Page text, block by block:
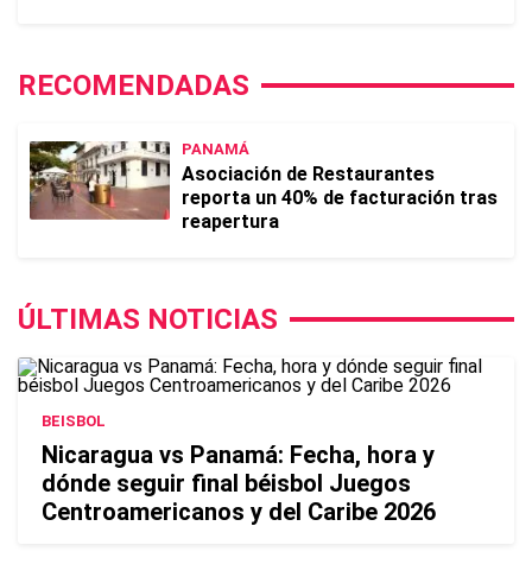
RECOMENDADAS
PANAMÁ
Asociación de Restaurantes
reporta un 40% de facturación tras
reapertura
ÚLTIMAS NOTICIAS
BEISBOL
Nicaragua vs Panamá: Fecha, hora y
dónde seguir final béisbol Juegos
Centroamericanos y del Caribe 2026